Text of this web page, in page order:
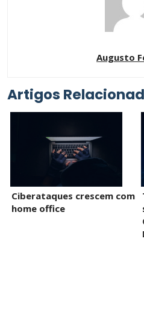
Augusto
Artigos
Ciberataques crescem com
home office